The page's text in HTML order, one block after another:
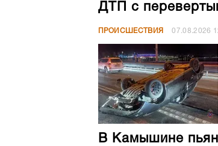
ДТП с
ПРОИСШЕСТВИЯ 07.08.2026
В Камышине